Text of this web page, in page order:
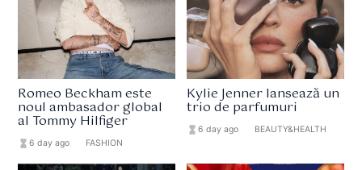
Romeo Beckham este
noul ambasador global
al Tommy Hilfiger
hourglass_full6 day ago FASHION
Kylie Jenner lansează un
trio de parfumuri
hourglass_full 6 day ago BEAUTY&HEALTH